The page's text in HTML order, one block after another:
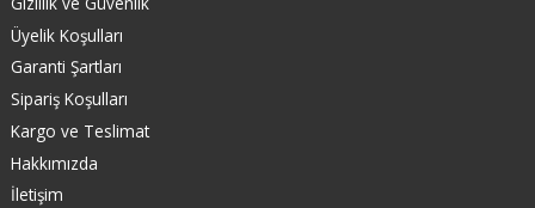
Üyelik Koşulları
Garanti Şartları
Sipariş Koşulları
Kargo ve Teslimat
Hakkımızda
İletişim